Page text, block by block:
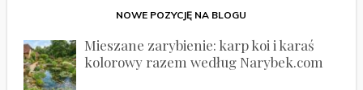
NOWE POZYCJĘ NA BLOGU
Mieszane zarybienie: karp koi i karaś
kolorowy razem według Narybek.com